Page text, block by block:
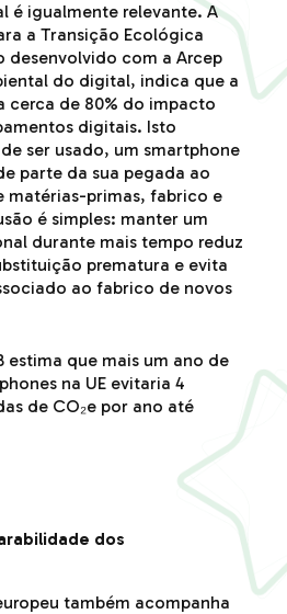
é igualmente relevante. A
a Transição Ecológica
desenvolvido com a Arcep
do digital, indica que a
cerca de 80% do impacto
digitais. Isto
ser usado, um smartphone
parte da sua pegada ao
matérias-primas, fabrico e
é simples: manter um
durante mais tempo reduz
prematura e evita
ao fabrico de novos
estima que mais um ano de
na UE evitaria 4
de CO₂e por ano até
dos
também acompanha